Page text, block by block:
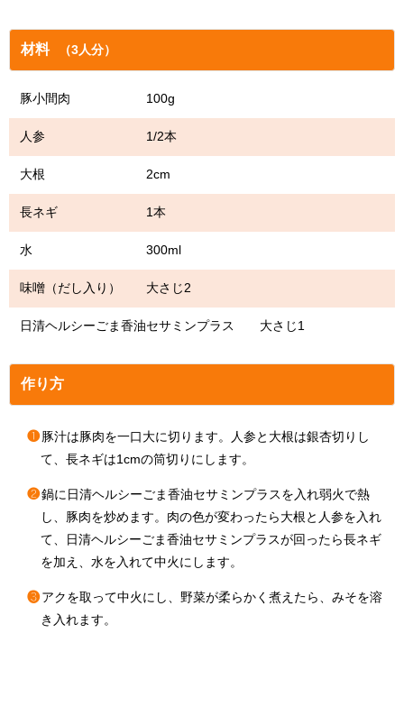
材料 （3人分）
豚小間肉 100g
人参 1/2本
大根 2cm
長ネギ 1本
水 300ml
味噌（だし入り） 大さじ2
日清ヘルシーごま香油セサミンプラス 大さじ1
作り方
❶ 豚汁は豚肉を一口大に切ります。人参と大根は銀杏切りし
て、長ネギは1cmの筒切りにします。
❷鍋に日清ヘルシーごま香油セサミンプラスを入れ弱火で熱
し、豚肉を炒めます。肉の色が変わったら大根と人参を入れ
て、日清ヘルシーごま香油セサミンプラスが回ったら長ネギ
を加え、水を入れて中火にします。
❸ アクを取って中火にし、野菜が柔らかく煮えたら、みそを溶
き入れます。